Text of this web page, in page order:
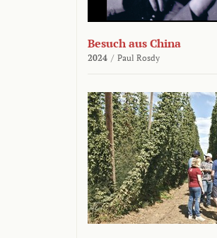
Besuch aus China
2024 / Paul Rosdy